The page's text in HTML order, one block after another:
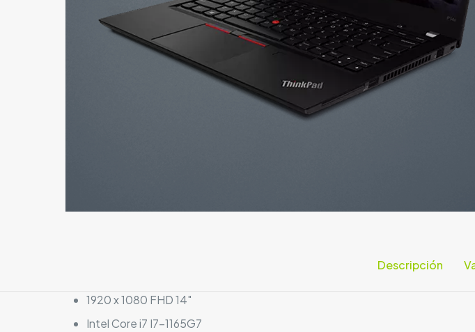
Descripción
1920 x 1080 FHD 14″
Intel Core i7 I7-1165G7